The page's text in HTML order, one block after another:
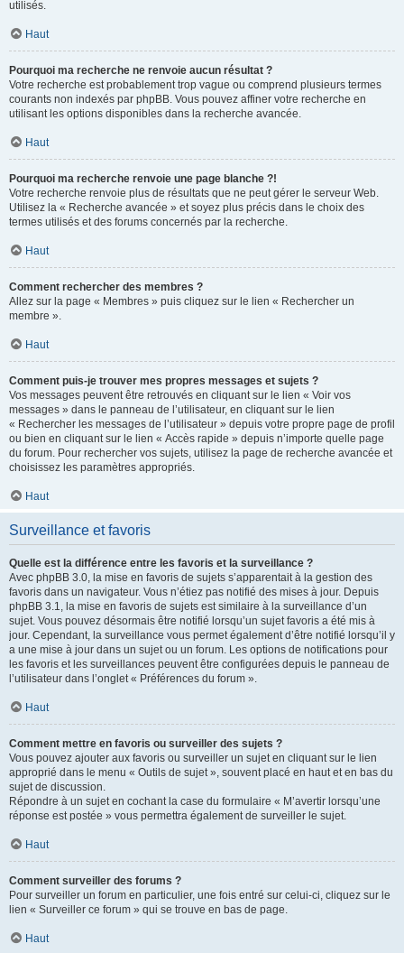
utilisés.
Haut
Pourquoi ma recherche ne renvoie aucun résultat ?
Votre recherche est probablement trop vague ou comprend plusieurs termes
courants non indexés par phpBB. Vous pouvez affiner votre recherche en
utilisant les options disponibles dans la recherche avancée.
Haut
Pourquoi ma recherche renvoie une page blanche ?!
Votre recherche renvoie plus de résultats que ne peut gérer le serveur Web.
Utilisez la « Recherche avancée » et soyez plus précis dans le choix des
termes utilisés et des forums concernés par la recherche.
Haut
Comment rechercher des membres ?
Allez sur la page « Membres » puis cliquez sur le lien « Rechercher un
membre ».
Haut
Comment puis-je trouver mes propres messages et sujets ?
Vos messages peuvent être retrouvés en cliquant sur le lien « Voir vos
messages » dans le panneau de l’utilisateur, en cliquant sur le lien
« Rechercher les messages de l’utilisateur » depuis votre propre page de profil
ou bien en cliquant sur le lien « Accès rapide » depuis n’importe quelle page
du forum. Pour rechercher vos sujets, utilisez la page de recherche avancée et
choisissez les paramètres appropriés.
Haut
Surveillance et favoris
Quelle est la différence entre les favoris et la surveillance ?
Avec phpBB 3.0, la mise en favoris de sujets s’apparentait à la gestion des
favoris dans un navigateur. Vous n’étiez pas notifié des mises à jour. Depuis
phpBB 3.1, la mise en favoris de sujets est similaire à la surveillance d’un
sujet. Vous pouvez désormais être notifié lorsqu’un sujet favoris a été mis à
jour. Cependant, la surveillance vous permet également d’être notifié lorsqu’il y
a une mise à jour dans un sujet ou un forum. Les options de notifications pour
les favoris et les surveillances peuvent être configurées depuis le panneau de
l’utilisateur dans l’onglet « Préférences du forum ».
Haut
Comment mettre en favoris ou surveiller des sujets ?
Vous pouvez ajouter aux favoris ou surveiller un sujet en cliquant sur le lien
approprié dans le menu « Outils de sujet », souvent placé en haut et en bas du
sujet de discussion.
Répondre à un sujet en cochant la case du formulaire « M’avertir lorsqu’une
réponse est postée » vous permettra également de surveiller le sujet.
Haut
Comment surveiller des forums ?
Pour surveiller un forum en particulier, une fois entré sur celui-ci, cliquez sur le
lien « Surveiller ce forum » qui se trouve en bas de page.
Haut